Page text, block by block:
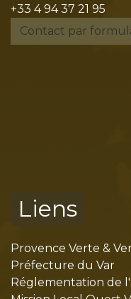
+33 4 94 37 21 95
Contact par
Liens
Provence Verte &
Préfecture du Var
Réglementation de